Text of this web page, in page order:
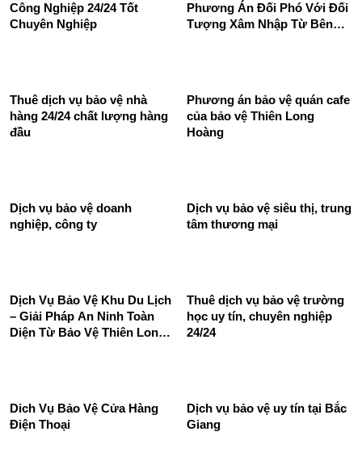
Công Nghiệp 24/24 Tốt
Chuyên Nghiệp
Phương Án Đối Phó Với Đối
Tượng Xâm Nhập Từ Bên
Thuê dịch vụ bảo vệ nhà
hàng 24/24 chất lượng hàng
đầu
Phương án bảo vệ quán cafe
của bảo vệ Thiên Long
Hoàng
Dịch vụ bảo vệ doanh
nghiệp, công ty
Dịch vụ bảo vệ siêu thị, trung
tâm thương mại
Dịch Vụ Bảo Vệ Khu Du Lịch
– Giải Pháp An Ninh Toàn
Diện Từ Bảo Vệ Thiên Long
Thuê dịch vụ bảo vệ trường
học uy tín, chuyên nghiệp
24/24
Dich Vụ Bảo Vệ Cửa Hàng
Điện Thoại
Dịch vụ bảo vệ uy tín tại Bắc
Giang